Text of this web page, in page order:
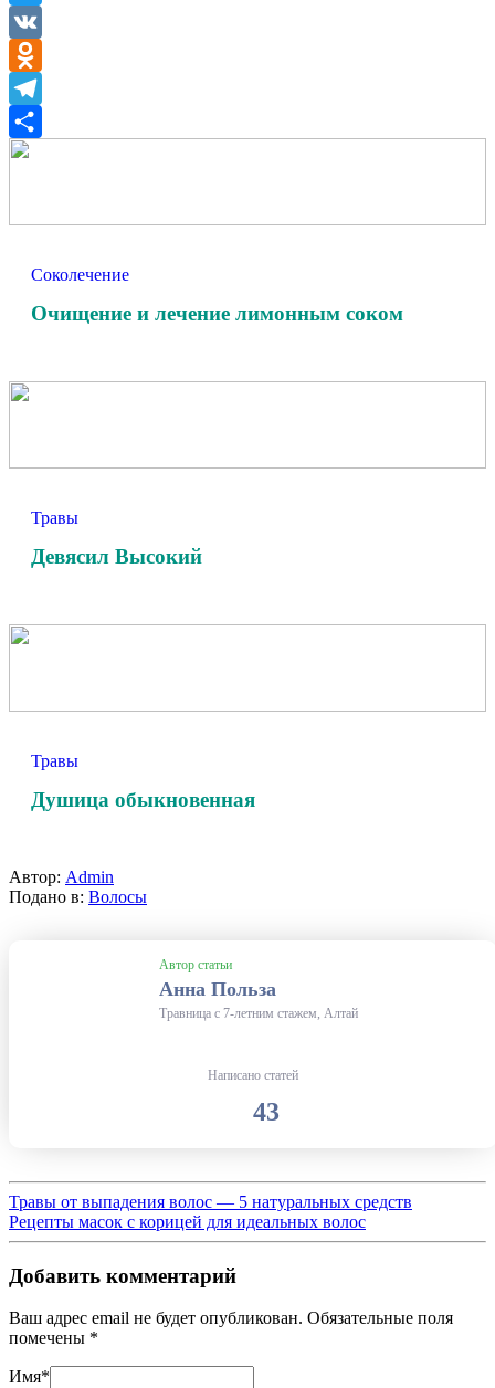
Twitter
VK
Odnoklassniki
Telegram
Отправить
Соколечение
Очищение и лечение лимонным соком
Травы
Девясил Высокий
Травы
Душица обыкновенная
Автор: Admin
Подано в: Волосы
Автор статьи
Анна Польза
Травница с 7-летним стажем, Алтай
Написано статей
43
Травы от выпадения волос — 5 натуральных средств
Рецепты масок с корицей для идеальных волос
Добавить комментарий
Ваш адрес email не будет опубликован. Обязательные поля
помечены *
Имя*